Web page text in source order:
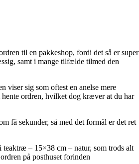
til en pakkeshop, fordi det så er super
samt i mange tilfælde tilmed den
viser sig som oftest en anelse mere
ordren, hvilket dog kræver at du har
få sekunder, så med det formål er det ret
– 15×38 cm – natur, som trods alt
på posthuset forinden